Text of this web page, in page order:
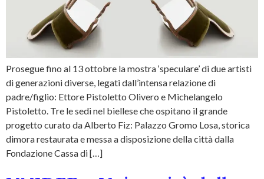
Prosegue fino al 13 ottobre la mostra ‘speculare’ di due artisti
di generazioni diverse, legati dall’intensa relazione di
padre/figlio: Ettore Pistoletto Olivero e Michelangelo
Pistoletto. Tre le sedi nel biellese che ospitano il grande
progetto curato da Alberto Fiz: Palazzo Gromo Losa, storica
dimora restaurata e messa a disposizione della città dalla
Fondazione Cassa di […]